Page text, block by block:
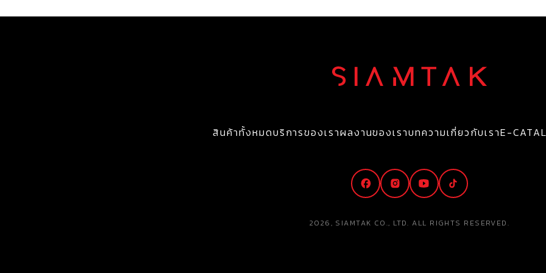
สินค้าทั้งหมดบริการของเราผลงานของเราบทความเกี่ยวกับเราE-
2026, SIAMTAK CO., LTD. ALL RIGHTS RESERVED.